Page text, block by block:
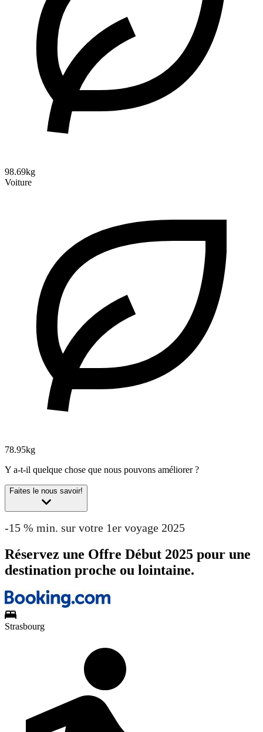
98.69kg
Voiture
78.95kg
Y a-t-il quelque chose que nous pouvons améliorer ?
Faites le nous savoir!
-15 % min. sur votre 1er voyage 2025
Réservez une Offre Début 2025 pour une
destination proche ou lointaine.
Strasbourg